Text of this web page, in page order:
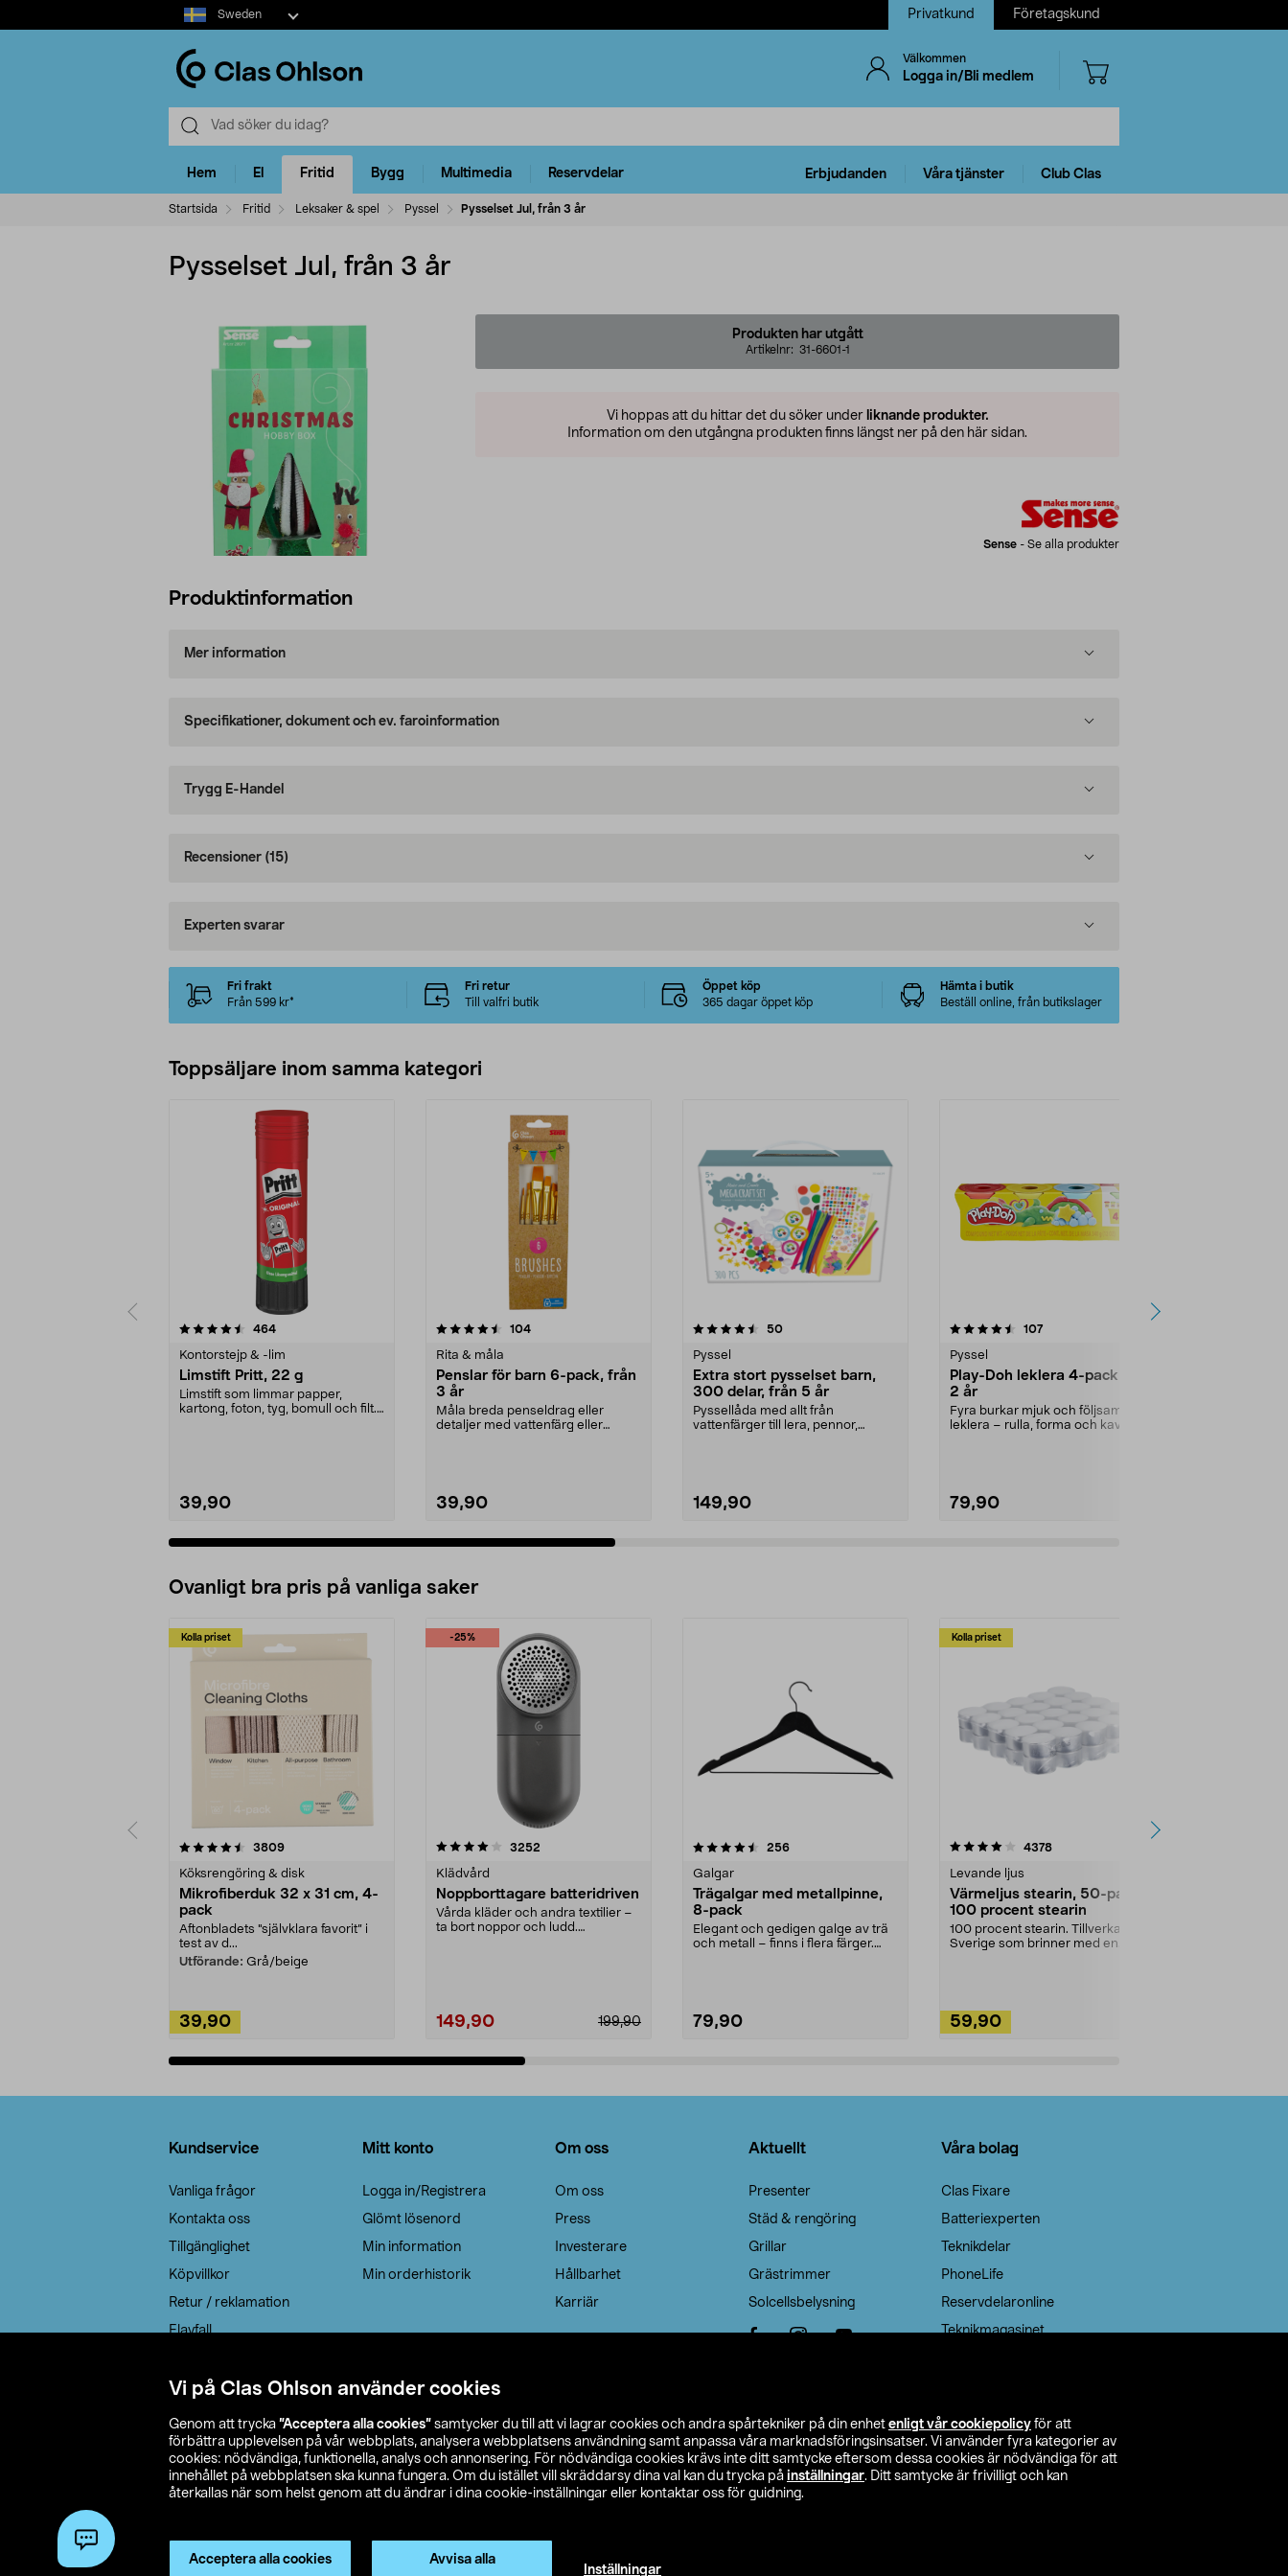
Vi på Clas Ohlson använder cookies
Genom att trycka ”Acceptera alla cookies” samtycker du till att vi lagrar cookies och andra spårtekniker på din enhet enligt vår cookiepolicy för att
förbättra upplevelsen på vår webbplats, analysera webbplatsens användning samt anpassa våra marknadsföringsinsatser. Vi använder fyra kategorier av
cookies: nödvändiga, funktionella, analys och annonsering. För nödvändiga cookies krävs inte ditt samtycke eftersom dessa cookies är nödvändiga för att
innehållet på webbplatsen ska kunna fungera. Om du istället vill skräddarsy dina val kan du trycka på inställningar. Ditt samtycke är frivilligt och kan
återkallas när som helst genom att du ändrar i dina cookie-inställningar eller kontaktar oss för guidning.
Acceptera alla cookies Avvisa alla
Inställningar
Select
market
Sweden Privatkund Företagskund
Välkommen
Logga in/Bli medlem
Hem El Fritid Bygg Multimedia Reservdelar Erbjudanden Våra tjänster Club Clas
Startsida Fritid Leksaker & spel Pyssel Pysselset Jul, från 3 år
Pysselset Jul, från 3 år
Produkten har utgått
Artikelnr: 31-6601-1
Vi hoppas att du hittar det du söker under liknande produkter.
Information om den utgångna produkten finns längst ner på den här sidan.
Sense - Se alla produkter
Produktinformation
Mer information
Specifikationer, dokument och ev. faroinformation
Trygg E-Handel
Recensioner (15)
Experten svarar
Fri frakt
Från 599 kr*
Fri retur
Till valfri butik
Öppet köp
365 dagar öppet köp
Hämta i butik
Beställ online, från butikslager
Toppsäljare inom samma kategori
464recensioner
Kontorstejp & -lim
Limstift Pritt, 22 g
Limstift som limmar papper,
kartong, foton, tyg, bomull och filt.
39,90
4.5 av 5 stjärnor 104recensioner
Rita & måla
Penslar för barn 6-pack, från
3 år
Måla breda penseldrag eller
detaljer med vattenfärg eller
39,90
4.5 av 5 stjärnor 50recensioner
Pyssel
Extra stort pysselset barn,
300 delar, från 5 år
Pyssellåda med allt från
vattenfärger till lera, pennor,
149,90
4.5 av 5 stjärnor 107recensioner
Pyssel
Play-Doh leklera 4-pack, från
2 år
Fyra burkar mjuk och följsam
leklera – rulla, forma och kavla.
79,90
4.5 av 5 stjärnor
Ovanligt bra pris på vanliga saker
Kolla priset
3809recensioner
Köksrengöring & disk
Mikrofiberduk 32 x 31 cm, 4-
pack
Aftonbladets "självklara favorit” i
test av d...
Utförande: Grå/beige
39,90
-25%
4.0av 5 stjärnor 3252
Klädvård
Noppborttagare batteridriven
Vårda kläder och andra textilier –
ta bort noppor och ludd.
199,90
149,90
4.5av 5 stjärnor 256recensioner
Galgar
Trägalgar med metallpinne,
8-pack
Elegant och gedigen galge av trä
och metall – finns i flera färger.
79,90
Kolla priset
4.0av 5 stjärnor 4378recensioner
Levande ljus
Värmeljus stearin, 50-pack,
100 procent stearin
100 procent stearin. Tillverkade i
Sverige som brinner med en
59,90
4.5av 5 stjärnor
Kundservice
Vanliga frågor
Kontakta oss
Tillgänglighet
Köpvillkor
Retur / reklamation
Elavfall
Leveransalternativ
Mitt konto
Logga in/Registrera
Glömt lösenord
Min information
Min orderhistorik
Om oss
Om oss
Press
Investerare
Hållbarhet
Karriär
Aktuellt
Presenter
Städ & rengöring
Grillar
Grästrimmer
Solcellsbelysning
Våra bolag
Clas Fixare
Batteriexperten
Teknikdelar
PhoneLife
Reservdelaronline
Teknikmagasinet